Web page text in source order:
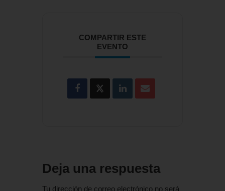
COMPARTIR ESTE
EVENTO
Deja una respuesta
Tu dirección de correo electrónico no será